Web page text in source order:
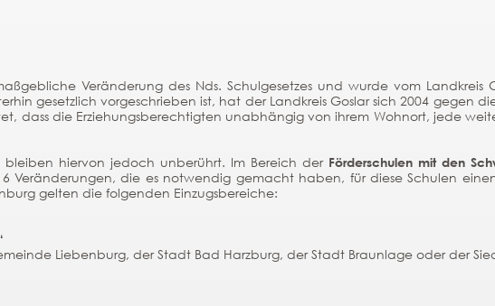
Veränderung des Nds. Schulgesetzes und wurde vom Landkreis
gesetzlich vorgeschrieben ist, hat der Landkreis Goslar sich 2004 gegen
dass die Erziehungsberechtigten unabhängig von ihrem Wohnort, jede
bleiben hiervon jedoch unberührt. Im Bereich der Förderschulen mit den
Veränderungen, die es notwendig gemacht haben, für diese Schulen
gelten die folgenden Einzugsbereiche:
Liebenburg, der Stadt Bad Harzburg, der Stadt Braunlage oder der